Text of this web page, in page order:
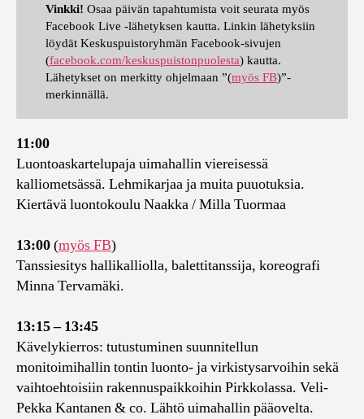
Vinkki! Osaa päivän tapahtumista voit seurata myös
Facebook Live -lähetyksen kautta. Linkin lähetyksiin
löydät Keskuspuistoryhmän Facebook-sivujen
(facebook.com/keskuspuistonpuolesta) kautta.
Lähetykset on merkitty ohjelmaan ”(myös FB)”-
merkinnällä.
11:00
Luontoaskartelupaja uimahallin viereisessä
kalliometsässä. Lehmikarjaa ja muita puuotuksia.
Kiertävä luontokoulu Naakka / Milla Tuormaa
13:00(myös FB)
Tanssiesitys hallikalliolla, balettitanssija, koreografi
Minna Tervamäki.
13:15 – 13:45
Kävelykierros: tutustuminen suunnitellun
monitoimihallin tontin luonto- ja virkistysarvoihin sekä
vaihtoehtoisiin rakennuspaikkoihin Pirkkolassa. Veli-
Pekka Kantanen & co. Lähtö uimahallin pääovelta.